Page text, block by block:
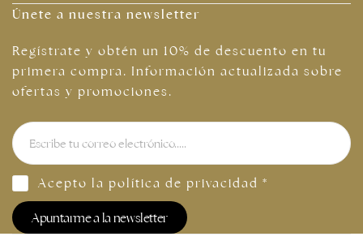
Únete a nuestra newsletter
Regístrate y obtén un 10% de descuento en tu
primera compra. Información actualizada sobre
ofertas y promociones.
Acepto la política de privacidad *
Apuntarme a la newsletter